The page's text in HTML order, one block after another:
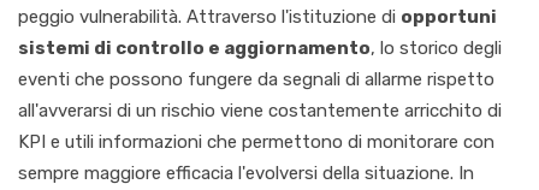
peggio vulnerabilità. Attraverso l'istituzione di opportuni
sistemi di controllo e aggiornamento, lo storico degli
eventi che possono fungere da segnali di allarme rispetto
all'avverarsi di un rischio viene costantemente arricchito di
KPI e utili informazioni che permettono di monitorare con
sempre maggiore efficacia l'evolversi della situazione. In